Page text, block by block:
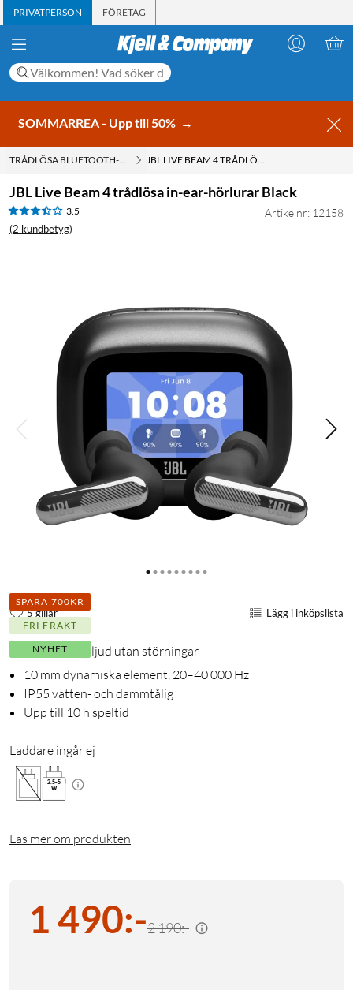
PRIVATPERSON FÖRETAG
SOMMARREA - Upp till 50% →
TRÅDLÖSA BLUETOOTH-HÖRLURAR JBL LIVE BEAM 4 TRÅDLÖSA IN-EAR-HÖRLURAR BLACK
JBL Live Beam 4 trådlösa in-ear-hörlurar Black
3.5
(2 kundbetyg)
Artikelnr: 12158
SPARA 700KR
FRI FRAKT
NYHET
5 gillar Lägg i inköpslista
Njut av Hi-Res-ljud utan störningar
10 mm dynamiska element, 20–40 000 Hz
IP55 vatten- och dammtålig
Upp till 10 h speltid
Laddare ingår ej
2.5-5
W
Läs mer om produkten
1 490:-2 190:-